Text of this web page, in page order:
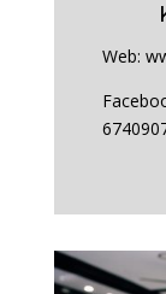
Web: